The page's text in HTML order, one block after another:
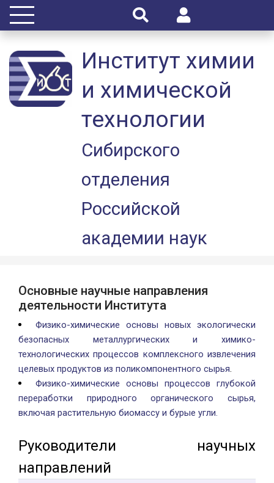
Институт химии
и химической
технологии
Сибирского
отделения
Российской
академии наук
Основные научные направления
деятельности Института
Физико-химические основы новых экологически
безопасных металлургических и химико-
технологических процессов комплексного извлечения
целевых продуктов из поликомпонентного сырья.
Физико-химические основы процессов глубокой
переработки природного органического сырья,
включая растительную биомассу и бурые угли.
Руководители научных
направлений